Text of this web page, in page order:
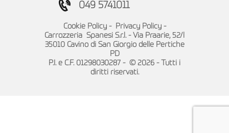
049 5741011
Cookie Policy- Privacy Policy-
Carrozzeria Spanesi S.r.l. - Via Praarie, 52/l
35010 Cavino di San Giorgio delle Pertiche
PD
P.I. e C.F. 01298030287 - © 2026 - Tutti i
diritti riservati.